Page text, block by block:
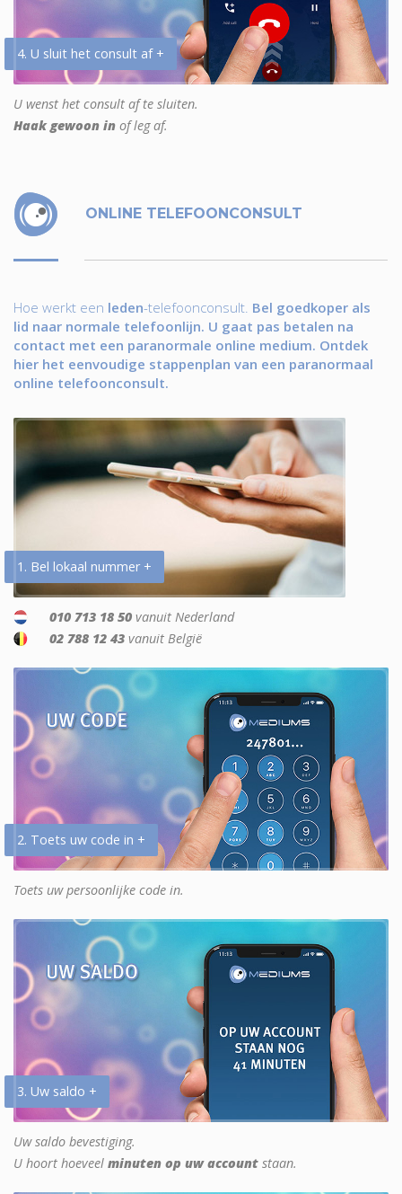
4. U sluit het consult af +
U wenst het consult af te sluiten.
Haak gewoon in of leg af.
ONLINE TELEFOONCONSULT
Hoe werkt een leden-telefoonconsult. Bel goedkoper als
lid naar normale telefoonlijn. U gaat pas betalen na
contact met een paranormale online medium. Ontdek
hier het eenvoudige stappenplan van een paranormaal
online telefoonconsult.
1. Bel lokaal nummer +
010 713 18 50 vanuit Nederland
02 788 12 43 vanuit België
2. Toets uw code in +
Toets uw persoonlijke code in.
3. Uw saldo +
Uw saldo bevestiging.
U hoort hoeveel minuten op uw account staan.